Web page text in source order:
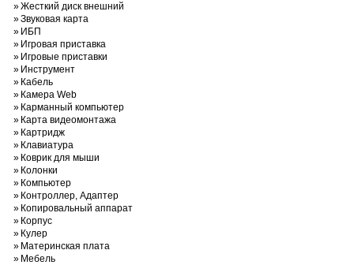
»Жесткий диск внешний
»Звуковая карта
» ИБП
» Игровая приставка
» Игровые приставки
» Инструмент
» Кабель
» Камера Web
» Карманный компьютер
» Карта видеомонтажа
» Картридж
» Клавиатура
» Коврик для мыши
» Колонки
» Компьютер
» Контроллер, Адаптер
» Копировальный аппарат
» Корпус
» Кулер
» Материнская плата
» Мебель